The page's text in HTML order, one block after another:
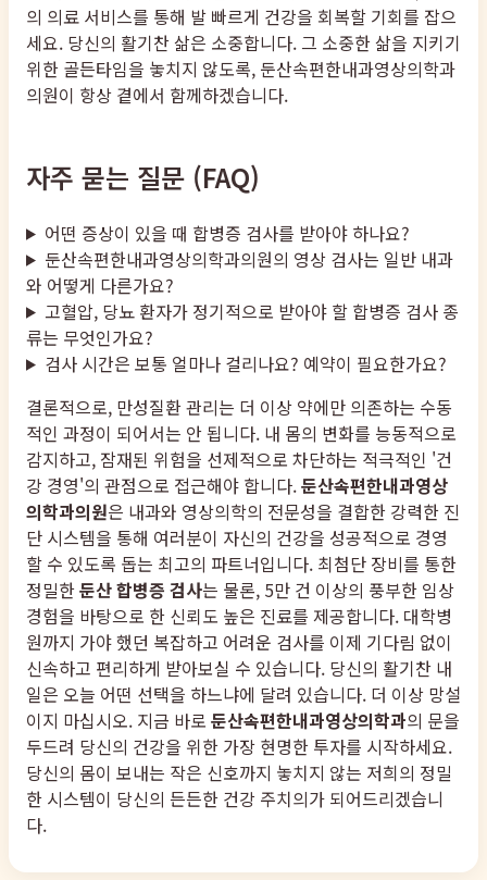
의 의료 서비스를 통해 발 빠르게 건강을 회복할 기회를 잡으
세요. 당신의 활기찬 삶은 소중합니다. 그 소중한 삶을 지키기
위한 골든타임을 놓치지 않도록, 둔산속편한내과영상의학과
의원이 항상 곁에서 함께하겠습니다.
자주 묻는 질문 (FAQ)
어떤 증상이 있을 때 합병증 검사를 받아야 하나요?
둔산속편한내과영상의학과의원의 영상 검사는 일반 내과
와 어떻게 다른가요?
고혈압, 당뇨 환자가 정기적으로 받아야 할 합병증 검사 종
류는 무엇인가요?
검사 시간은 보통 얼마나 걸리나요? 예약이 필요한가요?
결론적으로, 만성질환 관리는 더 이상 약에만 의존하는 수동
적인 과정이 되어서는 안 됩니다. 내 몸의 변화를 능동적으로
감지하고, 잠재된 위험을 선제적으로 차단하는 적극적인 '건
강 경영'의 관점으로 접근해야 합니다.둔산속편한내과영상
의학과의원은 내과와 영상의학의 전문성을 결합한 강력한 진
단 시스템을 통해 여러분이 자신의 건강을 성공적으로 경영
할 수 있도록 돕는 최고의 파트너입니다. 최첨단 장비를 통한
정밀한둔산 합병증 검사는 물론, 5만 건 이상의 풍부한 임상
경험을 바탕으로 한 신뢰도 높은 진료를 제공합니다. 대학병
원까지 가야 했던 복잡하고 어려운 검사를 이제 기다림 없이
신속하고 편리하게 받아보실 수 있습니다. 당신의 활기찬 내
일은 오늘 어떤 선택을 하느냐에 달려 있습니다. 더 이상 망설
이지 마십시오. 지금 바로 둔산속편한내과영상의학과의 문을
두드려 당신의 건강을 위한 가장 현명한 투자를 시작하세요.
당신의 몸이 보내는 작은 신호까지 놓치지 않는 저희의 정밀
한 시스템이 당신의 든든한 건강 주치의가 되어드리겠습니
다.